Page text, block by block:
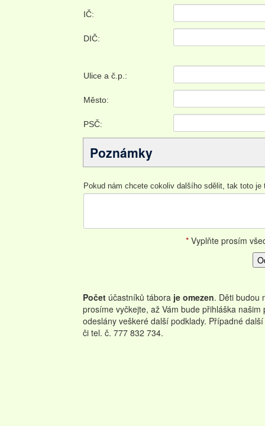
IČ:
DIČ:
Ulice a č.p.:
Město:
PSČ:
Poznámky
Pokud nám chcete cokoliv dalšího sdělit, tak toto je
*Vyplňte prosím
Počet účastníků tábora je omezen. Děti budou
prosíme vyčkejte, až Vám bude přihláška
odeslány veškeré další podklady. Případné
či tel. č. 777 832 734.